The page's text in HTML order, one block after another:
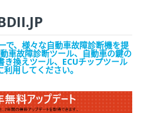
で、様々な自動車故障診断機を提
車故障診断ツール、自動車の鍵の
換えツール、ECUチップツール
用してください。